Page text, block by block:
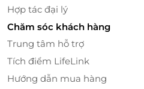
nghĩa, từ thẻ quà tặng
dịch vụ tiện ích khác.
LifeLink mang đến cho
lựa chọn sản phẩm yêu
không cần phải đến trực
Hợp tác đại lý
Chăm sóc khách hàng
Trung tâm hỗ trợ
Tích điểm LifeLink
Hướng dẫn mua hàng